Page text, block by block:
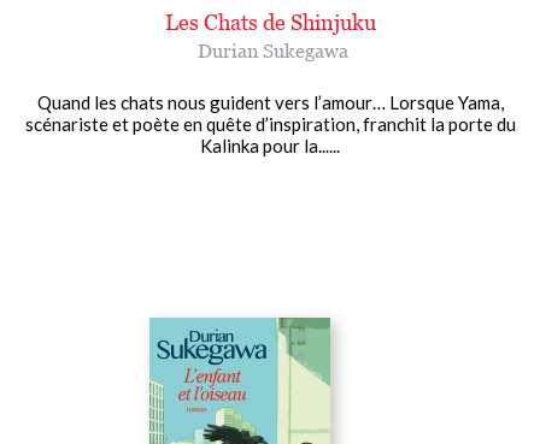
Les Chats de Shinjuku
Durian Sukegawa
Quand les chats nous guident vers l’amour… Lorsque Yama,
scénariste et poète en quête d’inspiration, franchit la porte du
Kalinka pour la......